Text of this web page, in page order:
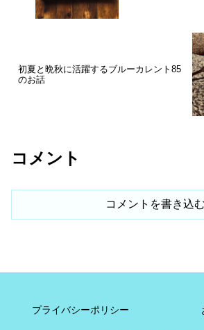
初夏と晩秋に活躍するブルーカレント85
のお話
コメント
コメントを書き込む
プライバシーポリシー